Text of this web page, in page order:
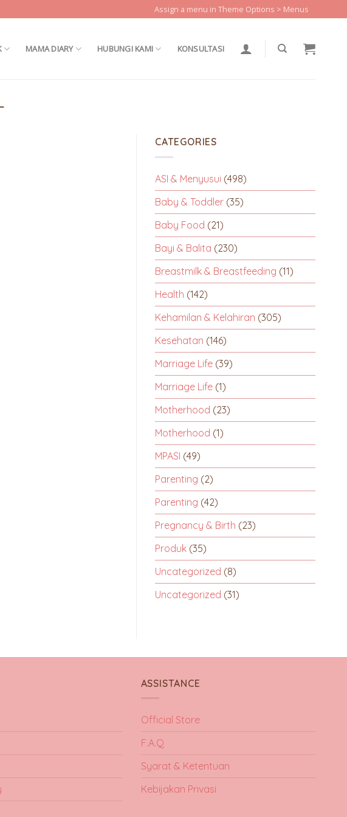
Assign a menu in Theme Options > Menus
MAMA DIARY HUBUNGI KAMI KONSULTASI
CATEGORIES
ASI & Menyusui (498)
Baby & Toddler (35)
Baby Food (21)
Bayi & Balita (230)
Breastmilk & Breastfeeding (11)
Health (142)
Kehamilan & Kelahiran (305)
Kesehatan (146)
Marriage Life (39)
Marriage Life (1)
Motherhood (23)
Motherhood (1)
MPASI (49)
Parenting (2)
Parenting (42)
Pregnancy & Birth (23)
Produk (35)
Uncategorized (8)
Uncategorized (31)
ASSISTANCE
Official Store
F.A.Q
Syarat & Ketentuan
Kebijakan Privasi